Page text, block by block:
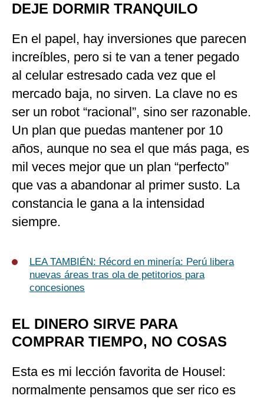
DEJE DORMIR TRANQUILO
En el papel, hay inversiones que parecen
increíbles, pero si te van a tener pegado
al celular estresado cada vez que el
mercado baja, no sirven. La clave no es
ser un robot “racional”, sino ser razonable.
Un plan que puedas mantener por 10
años, aunque no sea el que más paga, es
mil veces mejor que un plan “perfecto”
que vas a abandonar al primer susto. La
constancia le gana a la intensidad
siempre.
LEA TAMBIÉN: Récord en minería: Perú libera
nuevas áreas tras ola de petitorios para
concesiones
EL DINERO SIRVE PARA
COMPRAR TIEMPO, NO COSAS
Esta es mi lección favorita de Housel:
normalmente pensamos que ser rico es